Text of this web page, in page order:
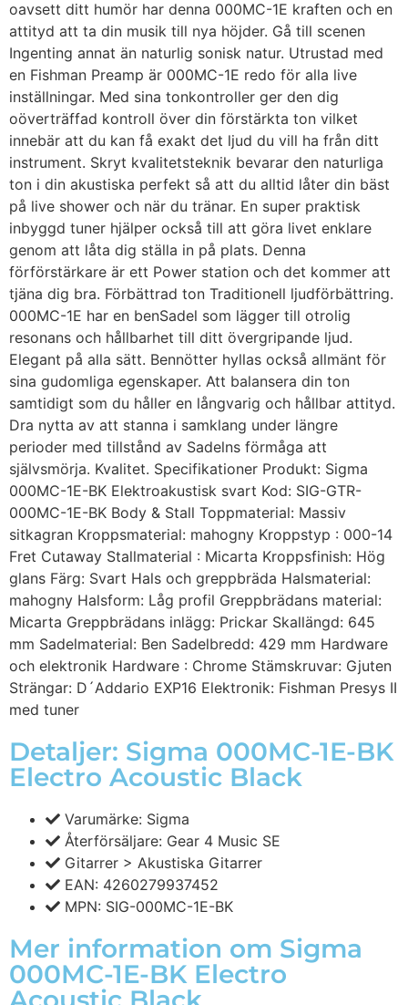
oavsett ditt humör har denna 000MC-1E kraften och en
attityd att ta din musik till nya höjder. Gå till scenen
Ingenting annat än naturlig sonisk natur. Utrustad med
en Fishman Preamp är 000MC-1E redo för alla live
inställningar. Med sina tonkontroller ger den dig
oöverträffad kontroll över din förstärkta ton vilket
innebär att du kan få exakt det ljud du vill ha från ditt
instrument. Skryt kvalitetsteknik bevarar den naturliga
ton i din akustiska perfekt så att du alltid låter din bäst
på live shower och när du tränar. En super praktisk
inbyggd tuner hjälper också till att göra livet enklare
genom att låta dig ställa in på plats. Denna
förförstärkare är ett Power station och det kommer att
tjäna dig bra. Förbättrad ton Traditionell ljudförbättring.
000MC-1E har en benSadel som lägger till otrolig
resonans och hållbarhet till ditt övergripande ljud.
Elegant på alla sätt. Bennötter hyllas också allmänt för
sina gudomliga egenskaper. Att balansera din ton
samtidigt som du håller en långvarig och hållbar attityd.
Dra nytta av att stanna i samklang under längre
perioder med tillstånd av Sadelns förmåga att
självsmörja. Kvalitet. Specifikationer Produkt: Sigma
000MC-1E-BK Elektroakustisk svart Kod: SIG-GTR-
000MC-1E-BK Body & Stall Toppmaterial: Massiv
sitkagran Kroppsmaterial: mahogny Kroppstyp : 000-14
Fret Cutaway Stallmaterial : Micarta Kroppsfinish: Hög
glans Färg: Svart Hals och greppbräda Halsmaterial:
mahogny Halsform: Låg profil Greppbrädans material:
Micarta Greppbrädans inlägg: Prickar Skallängd: 645
mm Sadelmaterial: Ben Sadelbredd: 429 mm Hardware
och elektronik Hardware : Chrome Stämskruvar: Gjuten
Strängar: D´Addario EXP16 Elektronik: Fishman Presys II
med tuner
Detaljer: Sigma 000MC-1E-BK
Electro Acoustic Black
Varumärke: Sigma
Återförsäljare: Gear 4 Music SE
Gitarrer > Akustiska Gitarrer
EAN: 4260279937452
MPN: SIG-000MC-1E-BK
Mer information om Sigma
000MC-1E-BK Electro